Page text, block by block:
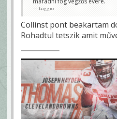
baggio
Collinst pont beakartam
Rohadtul tetszik amit